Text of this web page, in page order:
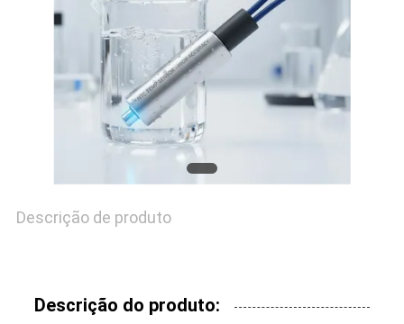
UMAS
CITAÇÕES
MAPA
SITE
Descrição de produto
Descrição do produto: